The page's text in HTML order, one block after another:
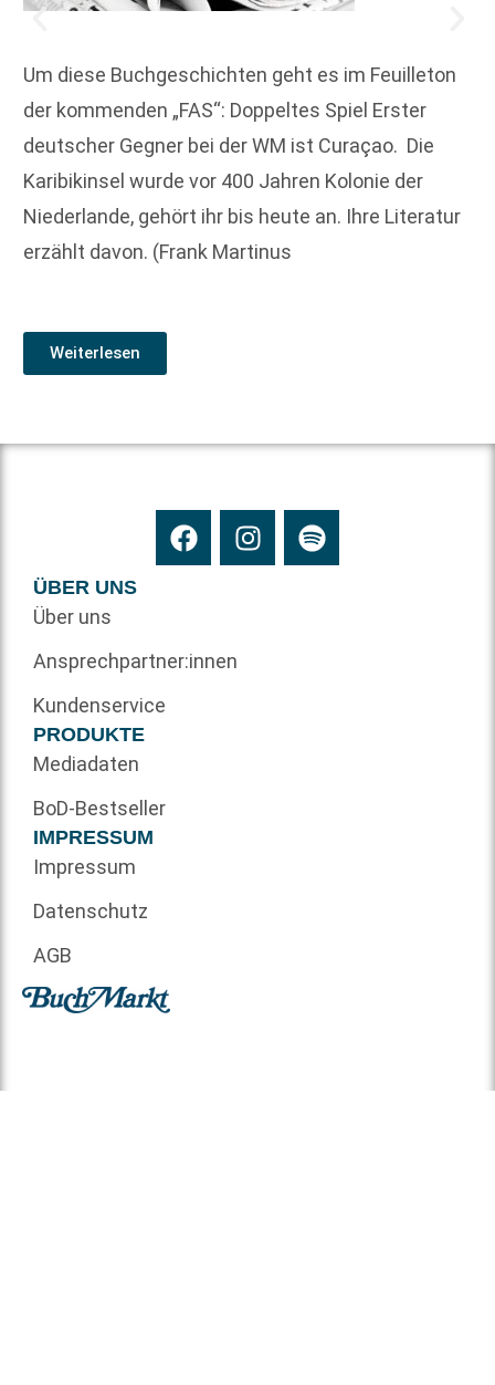
Um diese Buchgeschichten geht es im Feuilleton
der kommenden „FAS“: Doppeltes Spiel Erster
deutscher Gegner bei der WM ist Curaçao. Die
Karibik­insel wurde vor 400 Jahren Kolonie der
Niederlande, gehört ihr bis heute an. Ihre Literatur
erzählt davon. (Frank Martinus
Weiterlesen
ÜBER UNS
Über uns
Ansprechpartner:innen
Kundenservice
PRODUKTE
Mediadaten
BoD-Bestseller
IMPRESSUM
Impressum
Datenschutz
AGB